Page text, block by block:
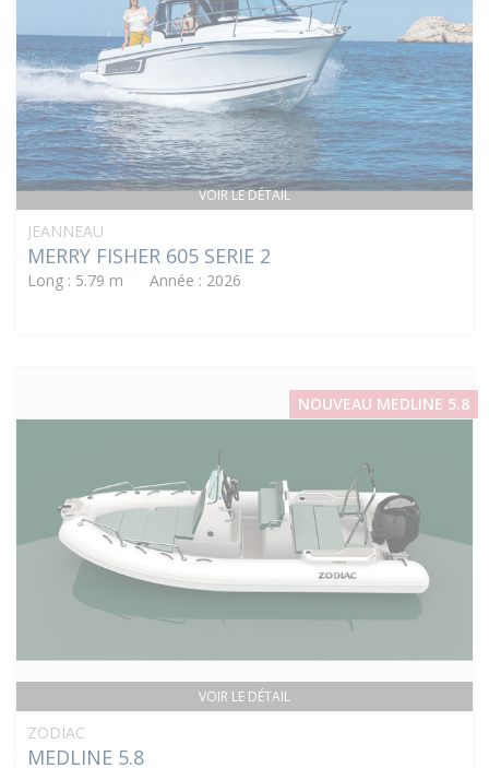
VOIR LE DÉTAIL
JEANNEAU
MERRY FISHER 605 SERIE 2
Long : 5.79 m Année : 2026
VOIR LE DÉTAIL
NOUVEAU MEDLINE 5.8
ZODIAC
MEDLINE 5.8